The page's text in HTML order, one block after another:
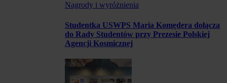
Nagrody i wyróżnienia
Studentka USWPS Maria Komędera dołącza
do Rady Studentów przy Prezesie Polskiej
Agencji Kosmicznej